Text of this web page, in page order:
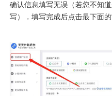
确认信息填写无误（若您不知
写），填写完成后点击最下面的